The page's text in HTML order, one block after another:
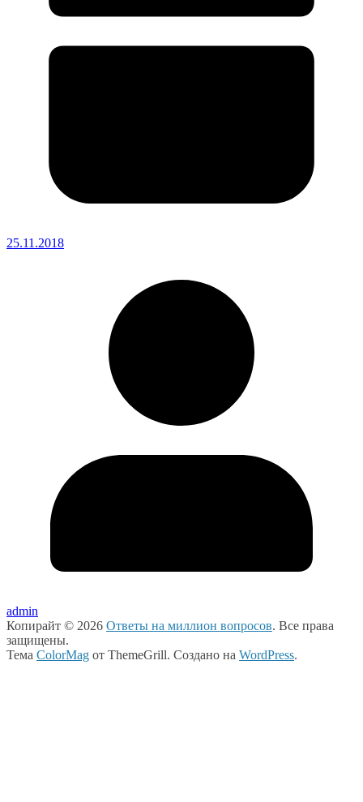
25.11.2018
admin
Копирайт © 2026 Ответы на миллион вопросов. Все права
защищены.
Тема ColorMag от ThemeGrill. Создано на WordPress.